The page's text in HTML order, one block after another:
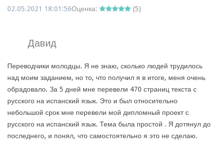
02.05.2021 18:01:56Оценка: (5)
Давид
Переводчики молодцы. Я не знаю, сколько людей трудилось
над моим заданием, но то, что получил я в итоге, меня очень
обрадовало. За 5 дней мне перевели 470 страниц текста с
русского на испанский язык. Это и был относительно
небольшой срок мне перевели мой дипломный проект с
русского на испанский язык. Тема была простой . Я дотянул до
последнего, и понял, что самостоятельно я это не сделаю.